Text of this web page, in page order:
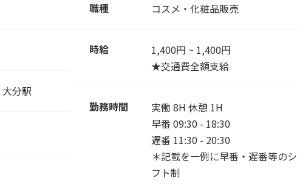
大分駅
職種 コスメ・化粧品販売
時給
1,400円 ~ 1,400円
★交通費全額支給
勤務時間
実働 8H 休憩 1H
早番 09:30 - 18:30
遅番 11:30 - 20:30
＊記載を一例に早番・遅番等のシ
フト制